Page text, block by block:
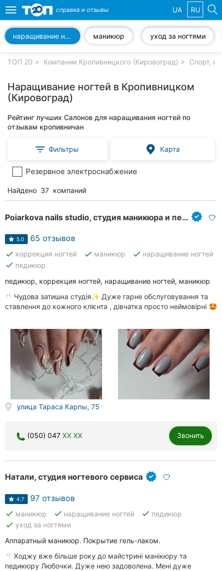
компании
рубрики:
клиники
Ветеринарные
клиники
Все
рубрики
Все
города:
Кропивницкий
Винница
Житомир
Тернополь
Ровно
Одесса
Киев
Харьков
Запорожье
Toggle
navigation
справка и отзывы UA RU
маникюр уход за ногтями
наращивание ногтей
ТОП 20 Компании Кропивницкого (Кировоград) Спорт,
Наращивание ногтей в Кропивницком
(Кировоград)
Рейтинг лучших Салонов для наращивания ногтей по
отзывам кропивничан
Фильтры Карта
Резервное электроснабжение
Найдено 37 компаний
Poiarkova nails studio, студия маникюра и педикюра
5.0 65 отзывов
done коррекция ногтей done маникюр done наращивание ногтей
done педикюр
педикюр, коррекция ногтей, наращивание ногтей, маникюр
Чудова затишна студія✨ Дуже гарне обслуговування та
ставлення до кожного клієнта , дівчатка просто неймовірні 🤩
улица Тараса Карпы, 75
(050) 047 XX XX Звонить
Натали, студия ногтевого сервиса
4.7 97 отзывов
done маникюр done наращивание ногтей done педикюр
done уход за ногтями
Аппаратный маникюр. Покрытие гель-лаком.
Ходжу вже більше року до майстрині манікюру та
педикюру Любочки. Дуже нею задоволена. Мені дуже